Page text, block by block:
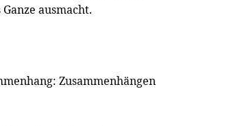
ausmacht.
Zusammenhängen